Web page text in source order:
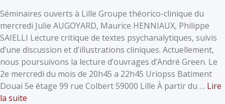
Séminaires ouverts à Lille Groupe théorico-clinique du
mercredi Julie AUGOYARD, Maurice HENNIAUX, Philippe
SAIELLI Lecture critique de textes psychanalytiques, suivis
d’une discussion et d’illustrations cliniques. Actuellement,
nous poursuivons la lecture d’ouvrages d’André Green. Le
2e mercredi du mois de 20h45 a 22h45 Uriopss Batiment
Douai 5e étage 99 rue Colbert 59000 Lille À partir du … Lire
la suite